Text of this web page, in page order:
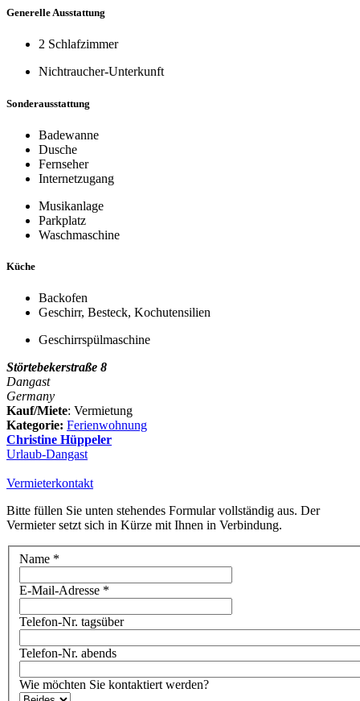
Generelle Ausstattung
2 Schlafzimmer
Nichtraucher-Unterkunft
Sonderausstattung
Badewanne
Dusche
Fernseher
Internetzugang
Musikanlage
Parkplatz
Waschmaschine
Küche
Backofen
Geschirr, Besteck, Kochutensilien
Geschirrspülmaschine
Störtebekerstraße 8
Dangast
Germany
Kauf/Miete: Vermietung
Kategorie: Ferienwohnung
Christine Hüppeler
Urlaub-Dangast
Vermieterkontakt
Bitte füllen Sie unten stehendes Formular vollständig aus. Der
Vermieter setzt sich in Kürze mit Ihnen in Verbindung.
Name *
E-Mail-Adresse *
Telefon-Nr. tagsüber
Telefon-Nr. abends
Wie möchten Sie kontaktiert werden?